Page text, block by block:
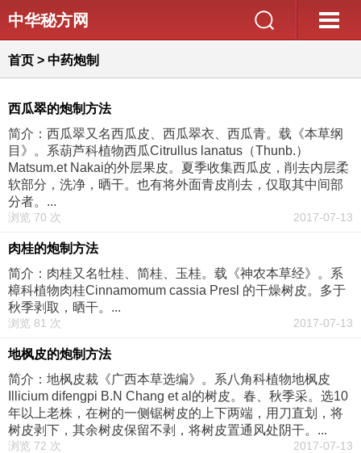
中华秘方网
首页 > 中药炮制
西瓜翠的炮制方法
简介：西瓜翠又名西瓜皮、西瓜翠衣、西瓜青。载《本草纲
目》。系葫芦科植物西瓜Citrullus lanatus（Thunb.）
Matsum.et Nakai的外层果皮。夏季收集西瓜皮，削去内层柔
软部分，洗净，晒干。也有将外面青皮削去，仅取其中间部
分者。...
浏览 70 次 2017-07-13
肉桂的炮制方法
简介：肉桂又名牡桂、简桂、玉桂。载《神农本草经》。系
樟科植物肉桂Cinnamomum cassia Presl 的干燥树皮。多于
秋季剥取，晒干。...
浏览 81 次 2017-07-13
地枫皮的炮制方法
简介：地枫皮裁《广西本草选编》。系八角科植物地枫皮
Illicium difengpi B.N Chang et al的树皮。春、秋季采。选10
年以上老株，在树的一侧锯树皮的上下两端，用刀直划，将
树皮剥下，其余树皮保留不剥，将树皮置通风处阴干。...
浏览 72 次 2017-07-13